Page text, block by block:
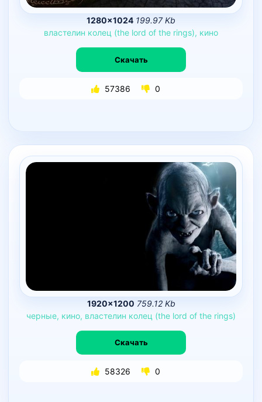
1280×1024 199.97 Kb
властелин колец (the lord of the rings), кино
Скачать
57386 0
1920×1200 759.12 Kb
черные, кино, властелин колец (the lord of the rings)
Скачать
58326 0